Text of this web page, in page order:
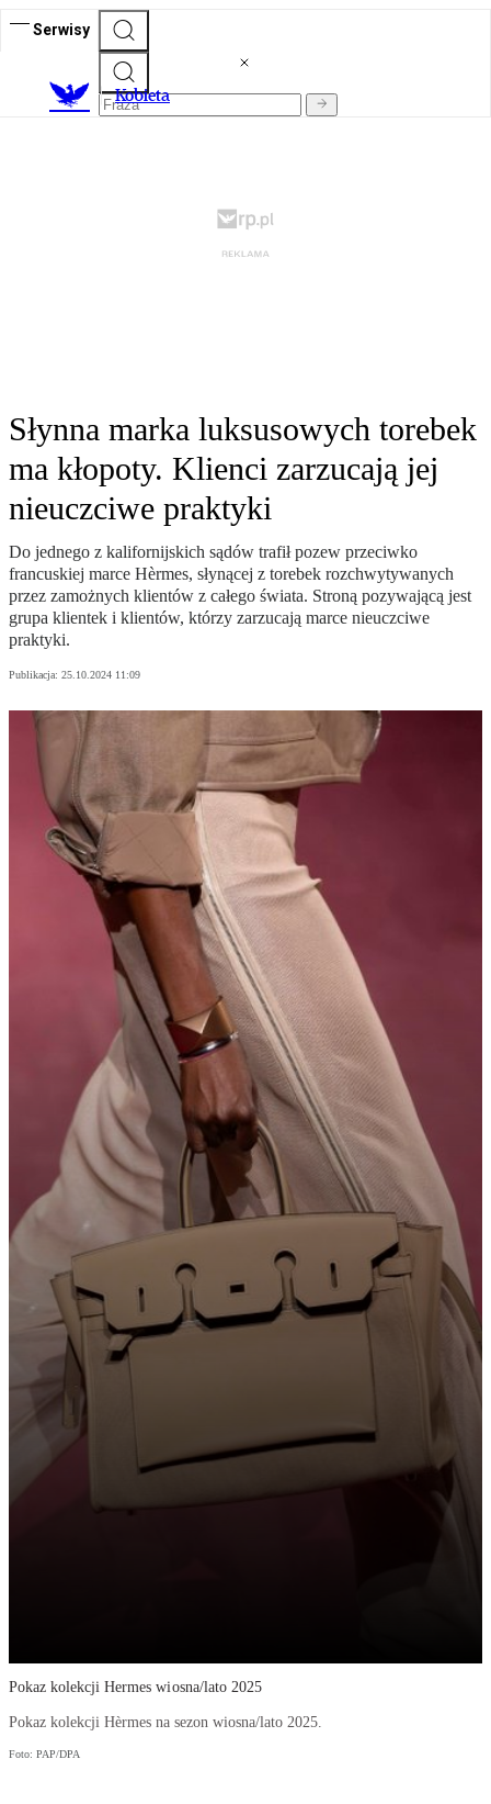
Serwisy
Kobieta
Słynna marka luksusowych torebek
ma kłopoty. Klienci zarzucają jej
nieuczciwe praktyki
Do jednego z kalifornijskich sądów trafił pozew przeciwko
francuskiej marce Hèrmes, słynącej z torebek rozchwytywanych
przez zamożnych klientów z całego świata. Stroną pozywającą jest
grupa klientek i klientów, którzy zarzucają marce nieuczciwe
praktyki.
Publikacja: 25.10.2024 11:09
Pokaz kolekcji Hermes wiosna/lato 2025
Pokaz kolekcji Hèrmes na sezon wiosna/lato 2025.
Foto: PAP/DPA